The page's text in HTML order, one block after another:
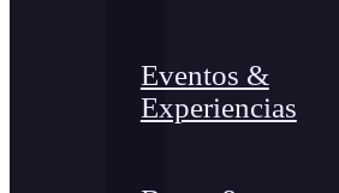
Eventos &
Experiencias